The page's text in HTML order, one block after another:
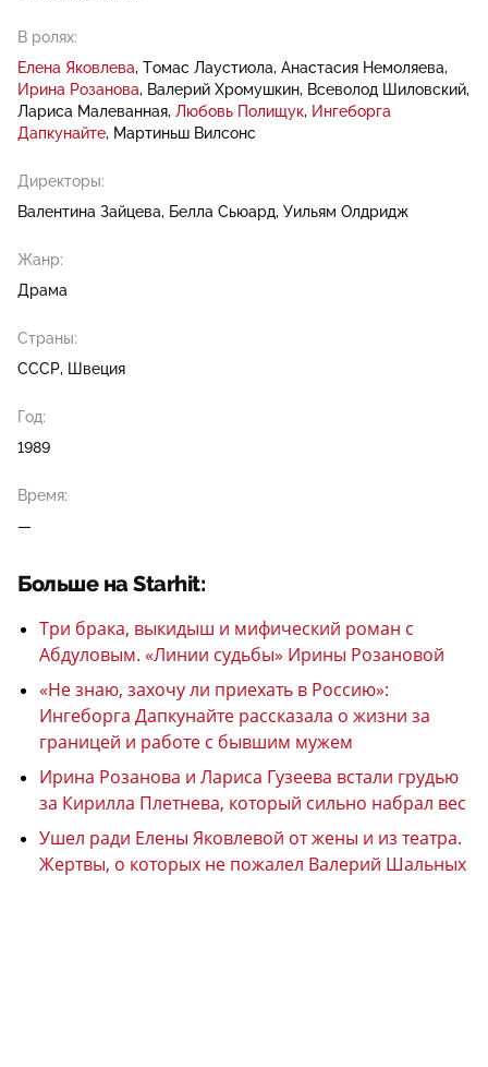
В ролях:
Елена Яковлева Томас Лаустиола Анастасия Немоляева
Ирина Розанова Валерий Хромушкин Всеволод Шиловский
Лариса Малеванная Любовь Полищук Ингеборга
Дапкунайте Мартиньш Вилсонс
Директоры:
Валентина Зайцева Белла Сьюард Уильям Олдридж
Жанр:
Драма
Страны:
СССР, Швеция
Год:
1989
Время:
—
Больше на Starhit:
Три брака, выкидыш и мифический роман с
Абдуловым. «Линии судьбы» Ирины Розановой
«Не знаю, захочу ли приехать в Россию»:
Ингеборга Дапкунайте рассказала о жизни за
границей и работе с бывшим мужем
Ирина Розанова и Лариса Гузеева встали грудью
за Кирилла Плетнева, который сильно набрал вес
Ушел ради Елены Яковлевой от жены и из театра.
Жертвы, о которых не пожалел Валерий Шальных